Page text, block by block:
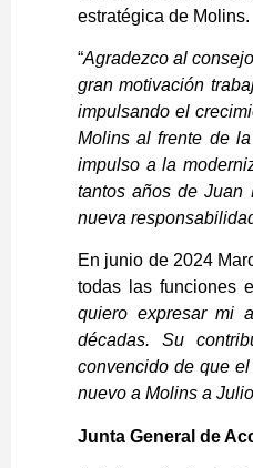
estratégica de Molins.
“Agradezco al
gran motivación
impulsando el
Molins al frente de
impulso a la
tantos años de Juan
nueva
En junio de 2024
todas las funciones
quiero expresar mi
décadas. Su
convencido de que
nuevo a Molins a
Junta General de